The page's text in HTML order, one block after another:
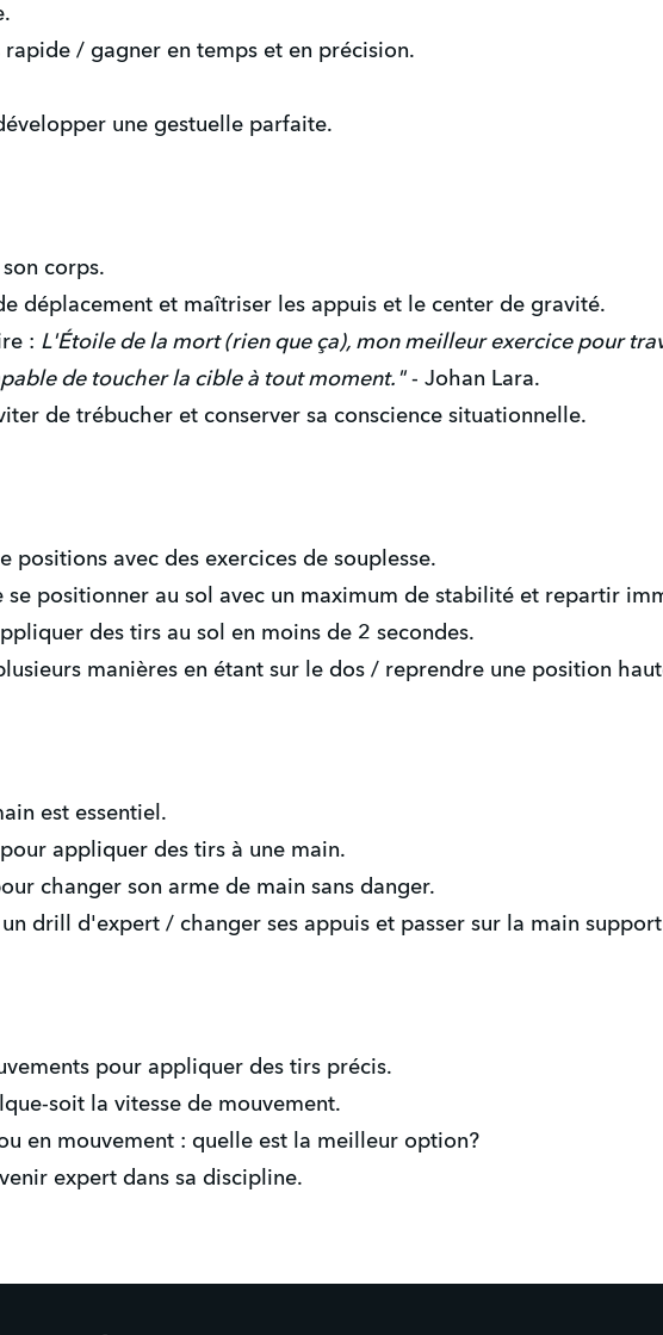
/ gagner en temps et en précision.
une gestuelle parfaite.
corps.
déplacement et maîtriser les appuis et le center de gravité.
: L'Étoile de la mort (rien que ça), mon meilleur exercice pour
de toucher la cible à tout moment."- Johan Lara.
de trébucher et conserver sa conscience situationnelle.
positions avec des exercices de souplesse.
se positionner au sol avec un maximum de stabilité et repartir
des tirs au sol en moins de 2 secondes.
manières en étant sur le dos / reprendre une position
est essentiel.
appliquer des tirs à une main.
changer son arme de main sans danger.
drill d'expert / changer ses appuis et passer sur la main support
pour appliquer des tirs précis.
soit la vitesse de mouvement.
en mouvement : quelle est la meilleur option?
expert dans sa discipline.